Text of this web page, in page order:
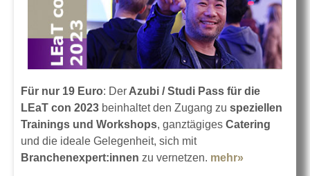
Für nur 19 Euro: Der Azubi / Studi Pass für die
LEaT con 2023 beinhaltet den Zugang zu speziellen
Trainings und Workshops, ganztägiges Catering
und die ideale Gelegenheit, sich mit
Branchenexpert:innen zu vernetzen. mehr»